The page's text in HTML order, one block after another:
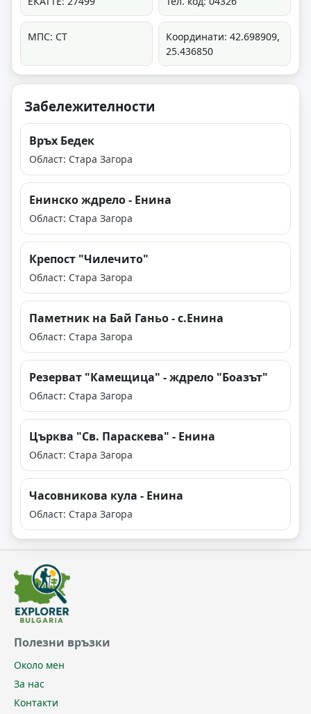
МПС: СТ
Координати: 42.698909,
25.436850
Забележителности
Връх Бедек
Област: Стара Загора
Енинско ждрело - Енина
Област: Стара Загора
Крепост "Чилечито"
Област: Стара Загора
Паметник на Бай Ганьо - с.Енина
Област: Стара Загора
Резерват "Камещица" - ждрело "Боазът"
Област: Стара Загора
Църква "Св. Параскева" - Енина
Област: Стара Загора
Часовникова кула - Енина
Област: Стара Загора
Полезни връзки
Около мен
За нас
Контакти